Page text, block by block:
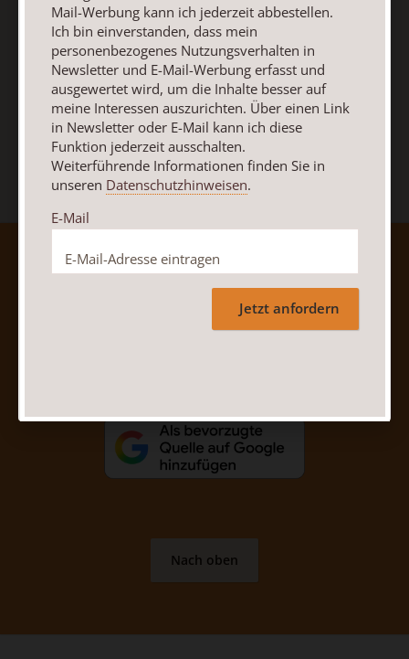
E-Mail
Jetzt anmelden
AGB und Widerrufsbelehrung
Nach oben
Mail-Werbung kann ich jederzeit abbestellen.
Ich bin einverstanden, dass mein
personenbezogenes Nutzungsverhalten in
Newsletter und E-Mail-Werbung erfasst und
ausgewertet wird, um die Inhalte besser auf
meine Interessen auszurichten. Über einen Link
in Newsletter oder E-Mail kann ich diese
Funktion jederzeit ausschalten.
Weiterführende Informationen finden Sie in
unseren Datenschutzhinweisen.
E-Mail
Jetzt anfordern